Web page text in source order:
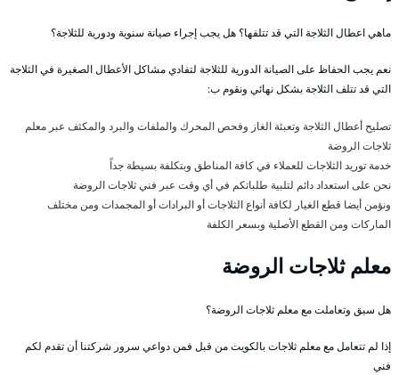
ماهي اعطال الثلاجة التي قد تتلفها؟ هل يجب إجراء صيانة سنوية ودورية للثلاجة؟
نعم يجب الحفاظ على الصيانة الدورية للثلاجة لتفادي مشاكل الأعطال الصغيرة في الثلاجة
التي قد تتلف الثلاجة بشكل نهائي ونقوم ب:
تصليح أعطال الثلاجة وتعبئة الغاز وفحص المحرك والملفات والبرد والمكثف عبر معلم
ثلاجات الروضة
خدمة توريد الثلاجات للعملاء في كافة المناطق وبتكلفة بسيطة جداً
نحن على استعداد دائم لتلبية طلباتكم في أي وقت عبر فني ثلاجات الروضة
ونؤمن أيضا قطع الغيار لكافة أنواع الثلاجات أو البرادات أو المجمدات ومن مختلف
الماركات ومن القطع الأصلية وبسعر الكلفة
معلم ثلاجات الروضة
هل سبق وتعاملت مع معلم ثلاجات الروضة؟
إذا لم تتعامل مع معلم ثلاجات بالكويت من قبل فمن دواعي سرور شركتنا أن تقدم لكم
فني